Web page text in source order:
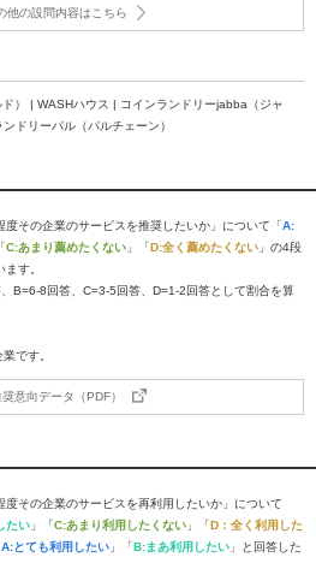
他の設問内容はこちら
） | WASHハウス | コインランドリーjabba（ジャ
ドリーパル（パルチェーン）
その企業のサービスを推奨したいか」について「A:
C:あまり薦めたくない 」「D:全く薦めたくない 」の4段
す。
B=6-8回答、C=3-5回答、D=1-2回答として割合を算
です。
奨意向データ（PDF）
その企業のサービスを再利用したいか」について
たい 」「C:あまり利用したくない 」「D：全く利用した
A:とても利用したい 」「B:まあ利用したい 」と回答した